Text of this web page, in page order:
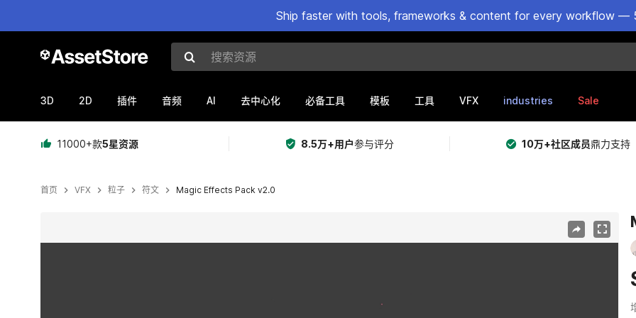
Ship faster with tools, frameworks & content for every workflow —
搜索资源
3D 2D 插件 音频 AI 去中心化 必备工具 模板 工具 VFX industries Sale
11000+款5星资源 8.5万+用户参与评分 10万+社区成员鼎力支持
首页 VFX 粒子 符文 Magic Effects Pack v2.0